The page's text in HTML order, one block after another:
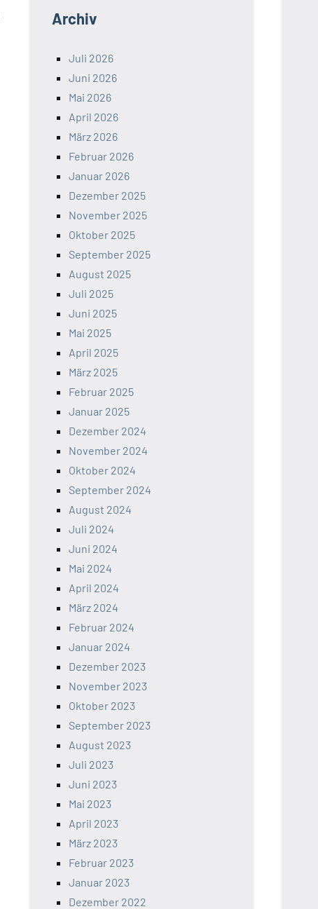
Archiv
Juli 2026
Juni 2026
Mai 2026
April 2026
März 2026
Februar 2026
Januar 2026
Dezember 2025
November 2025
Oktober 2025
September 2025
August 2025
Juli 2025
Juni 2025
Mai 2025
April 2025
März 2025
Februar 2025
Januar 2025
Dezember 2024
November 2024
Oktober 2024
September 2024
August 2024
Juli 2024
Juni 2024
Mai 2024
April 2024
März 2024
Februar 2024
Januar 2024
Dezember 2023
November 2023
Oktober 2023
September 2023
August 2023
Juli 2023
Juni 2023
Mai 2023
April 2023
März 2023
Februar 2023
Januar 2023
Dezember 2022